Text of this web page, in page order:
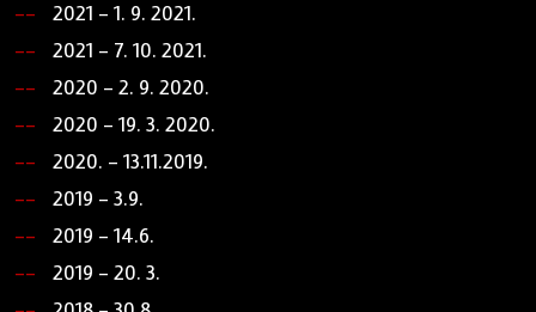
2021 - 1. 9. 2021.
2021 - 7. 10. 2021.
2020 - 2. 9. 2020.
2020 - 19. 3. 2020.
2020. - 13.11.2019.
2019 - 3.9.
2019 - 14.6.
2019 - 20. 3.